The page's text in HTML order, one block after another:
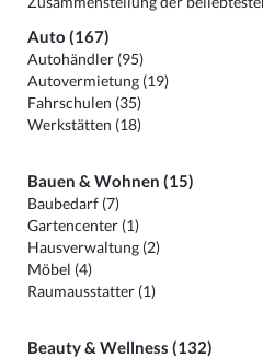
Auto (167)
Autohändler (95)
Autovermietung (19)
Fahrschulen (35)
Werkstätten (18)
Bauen & Wohnen (15)
Baubedarf (7)
Gartencenter (1)
Hausverwaltung (2)
Möbel (4)
Raumausstatter (1)
Beauty & Wellness (132)